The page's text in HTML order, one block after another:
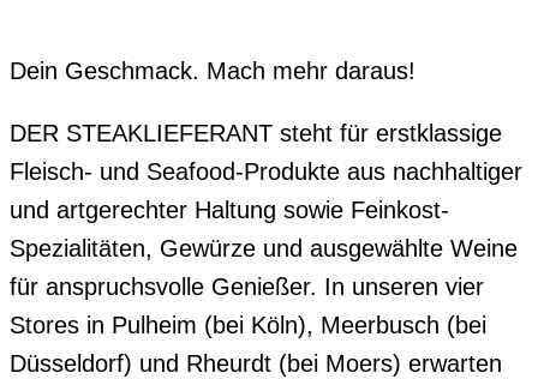
Dein Geschmack. Mach mehr daraus!
DER STEAKLIEFERANT steht für erstklassige
Fleisch- und Seafood-Produkte aus nachhaltiger
und artgerechter Haltung sowie Feinkost-
Spezialitäten, Gewürze und ausgewählte Weine
für anspruchsvolle Genießer. In unseren vier
Stores in Pulheim (bei Köln), Meerbusch (bei
Düsseldorf) und Rheurdt (bei Moers) erwarten